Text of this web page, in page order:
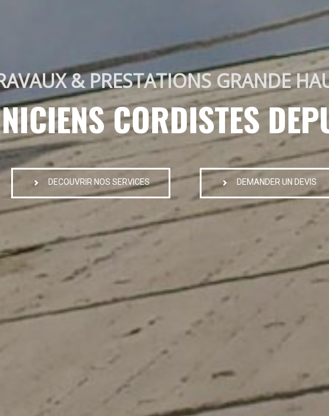
& PRESTATIONS GRANDE
CORDISTES
DECOUVRIR NOS SERVICES DEMANDER UN DEVIS